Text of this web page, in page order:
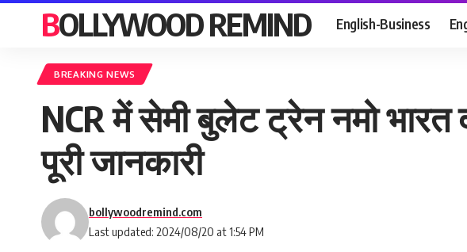
BOLLYWOOD REMIND English-Business
BREAKING NEWS
NCR में सेमी बुलेट ट्रेन नमो भारत
पूरी जानकारी
Last updated: 2024/08/20 at 1:54 PM
bollywoodremind.com